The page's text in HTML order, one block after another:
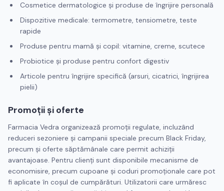
Cosmetice dermatologice și produse de îngrijire personală
Dispozitive medicale: termometre, tensiometre, teste
rapide
Produse pentru mamă și copil: vitamine, creme, scutece
Probiotice și produse pentru confort digestiv
Articole pentru îngrijire specifică (arsuri, cicatrici, îngrijirea
pielii)
Promoții și oferte
Farmacia Vedra organizează promoții regulate, incluzând
reduceri sezoniere și campanii speciale precum Black Friday,
precum și oferte săptămânale care permit achiziții
avantajoase. Pentru clienți sunt disponibile mecanisme de
economisire, precum cupoane și coduri promoționale care pot
fi aplicate în coșul de cumpărături. Utilizatorii care urmăresc